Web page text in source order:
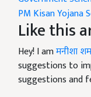
PM Kisan Yojana
Like this
Hey! I amमनीशा
suggestions to
suggestions and